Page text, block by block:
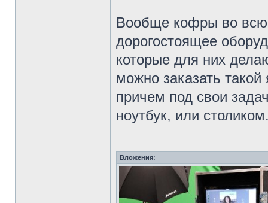
Вообще кофры во всю
дорогостоящее
которые для них
можно заказать
причем под свои
ноутбук, или
Вложения: